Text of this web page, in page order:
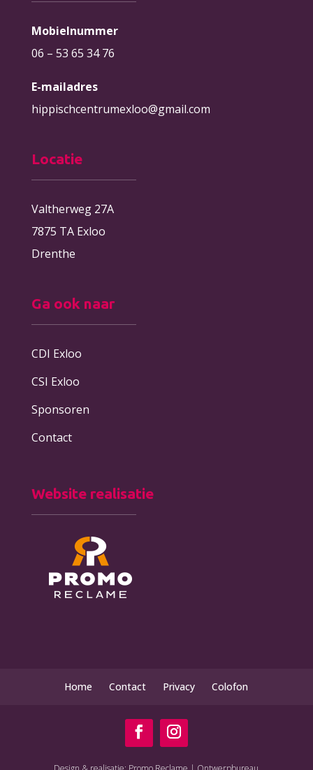
Mobielnummer
06 – 53 65 34 76
E-mailadres
hippischcentrumexloo@gmail.com
Locatie
Valtherweg 27A
7875 TA Exloo
Drenthe
Ga ook naar
CDI Exloo
CSI Exloo
Sponsoren
Contact
Website realisatie
Home Contact Privacy Colofon